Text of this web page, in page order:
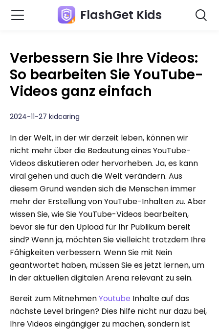
FlashGet Kids
Verbessern Sie Ihre Videos:
So bearbeiten Sie YouTube-
Videos ganz einfach
2024-11-27 kidcaring
In der Welt, in der wir derzeit leben, können wir
nicht mehr über die Bedeutung eines YouTube-
Videos diskutieren oder hervorheben. Ja, es kann
viral gehen und auch die Welt verändern. Aus
diesem Grund wenden sich die Menschen immer
mehr der Erstellung von YouTube-Inhalten zu. Aber
wissen Sie, wie Sie YouTube-Videos bearbeiten,
bevor sie für den Upload für Ihr Publikum bereit
sind? Wenn ja, möchten Sie vielleicht trotzdem Ihre
Fähigkeiten verbessern. Wenn Sie mit Nein
geantwortet haben, müssen Sie es jetzt lernen, um
in der aktuellen digitalen Arena relevant zu sein.
Bereit zum MitnehmenYoutube Inhalte auf das
nächste Level bringen? Dies hilfe nicht nur dazu bei,
Ihre Videos eingängiger zu machen, sondern ist